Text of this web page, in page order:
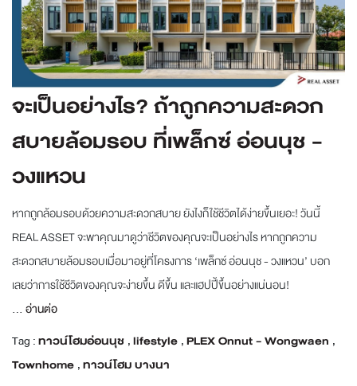
จะเป็นอย่างไร? ถ้าถูกความสะดวก
สบายล้อมรอบ ที่เพล็กซ์ อ่อนนุช -
วงแหวน
หากถูกล้อมรอบด้วยความสะดวกสบาย ยังไงก็ใช้ชีวิตได้ง่ายขึ้นเยอะ! วันนี้
REAL ASSET จะพาคุณมาดูว่าชีวิตของคุณจะเป็นอย่างไร หากถูกความ
สะดวกสบายล้อมรอบเมื่อมาอยู่ที่โครงการ ‘เพล็กซ์ อ่อนนุช - วงแหวน’ บอก
เลยว่าการใช้ชีวิตของคุณจะง่ายขึ้น ดีขึ้น และแฮปปี้ขึ้นอย่างแน่นอน!
... อ่านต่อ
Tag :ทาวน์โฮมอ่อนนุช ,lifestyle ,PLEX Onnut - Wongwaen ,
Townhome ,ทาวน์โฮม บางนา